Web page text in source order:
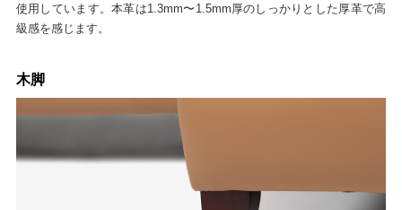
使用しています。本革は1.3mm〜1.5mm厚のしっかりとした厚革で高
級感を感じます。
木脚